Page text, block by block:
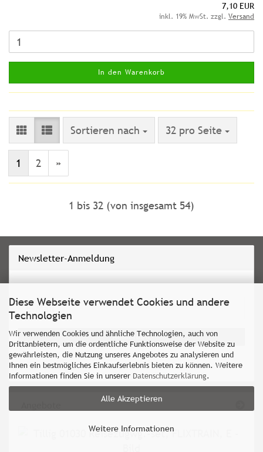
Diese Webseite verwendet Cookies und andere
Technologien
Wir verwenden Cookies und ähnliche Technologien, auch von
Drittanbietern, um die ordentliche Funktionsweise der Website zu
gewährleisten, die Nutzung unseres Angebotes zu analysieren und
Ihnen ein bestmögliches Einkaufserlebnis bieten zu können. Weitere
Informationen finden Sie in unserer Datenschutzerklärung.
Alle Akzeptieren
Weitere Informationen
7,10 EUR
inkl. 19% MwSt. zzgl. Versand
In den Warenkorb
Sortieren nach
Sortieren nach 32 pro Seite
pro Seite
1 2 »
1 bis 32 (von insgesamt 54)
Newsletter-Anmeldung
WEITER
ZUR
NEWSLETTER-
ANMELDUNG
E-
Anmelden